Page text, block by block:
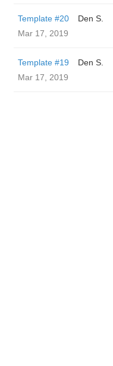
Template #20
Den S.
Mar 17, 2019
Template #19
Den S.
Mar 17, 2019